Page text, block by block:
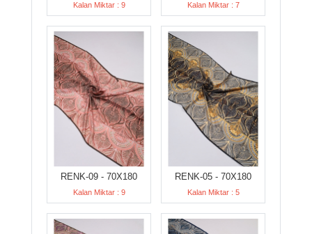
Kalan Miktar : 9 Kalan Miktar : 7
RENK-09 - 70X180
Kalan Miktar : 9
RENK-05 - 70X180
Kalan Miktar : 5